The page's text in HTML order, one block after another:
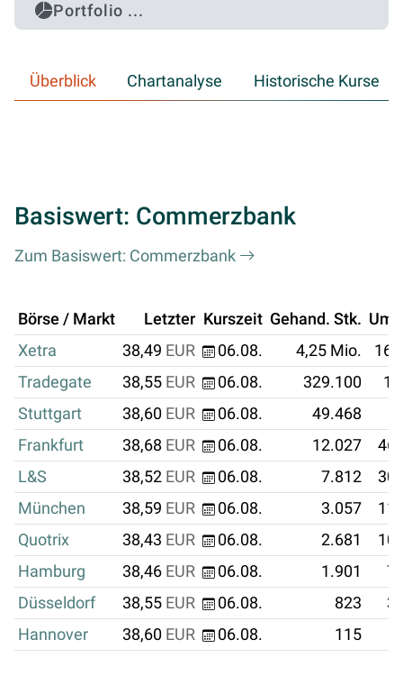
Portfolio ...
Überblick Chartanalyse Historische Kurse
Basiswert: Commerzbank
Zum Basiswert: Commerzbank
Börse / Markt Letzter Kurszeit Gehand. Stk.
Xetra
38,49 EUR 06.08. 4,25 Mio.
Tradegate
38,55 EUR 06.08. 329.100
Stuttgart
38,60 EUR 06.08. 49.468
Frankfurt
38,68 EUR 06.08. 12.027
L&S
38,52 EUR 06.08. 7.812
München
38,59 EUR 06.08. 3.057
Quotrix
38,43 EUR 06.08. 2.681
Hamburg
38,46 EUR 06.08. 1.901
Düsseldorf
38,55 EUR 06.08. 823
Hannover
38,60 EUR 06.08. 115